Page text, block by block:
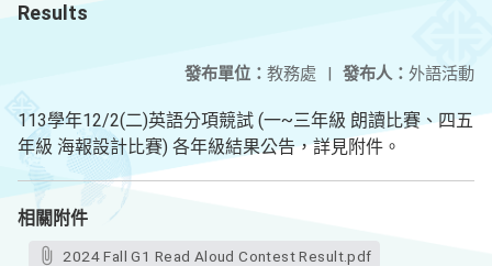
Results
發布人： 外語活動
發布單位： 教務處 |
113學年12/2(二)英語分項競試 (一~三年級 朗讀比賽、四五
年級 海報設計比賽) 各年級結果公告，詳見附件。
相關附件
2024 Fall G1 Read Aloud Contest Result.pdf